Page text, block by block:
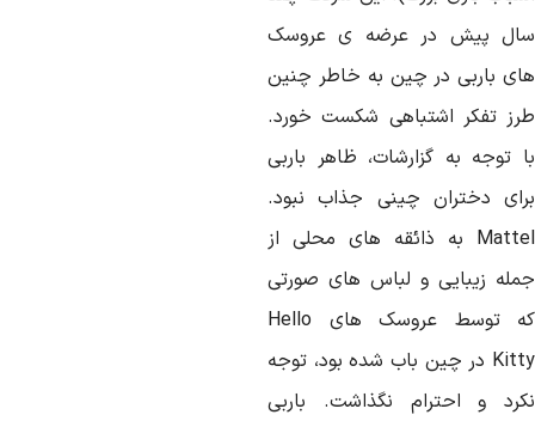
پیش در عرضه ی عروسک
باربی در چین به خاطر چنین
تفکر اشتباهی شکست خورد.
توجه به گزارشات، ظاهر باربی
دختران چینی جذاب نبود.
Mattel به ذائقه های محلی از
زیبایی و لباس های صورتی
که توسط عروسک های Hello
Kitty در چین باب شده بود، توجه
و احترام نگذاشت. باربی